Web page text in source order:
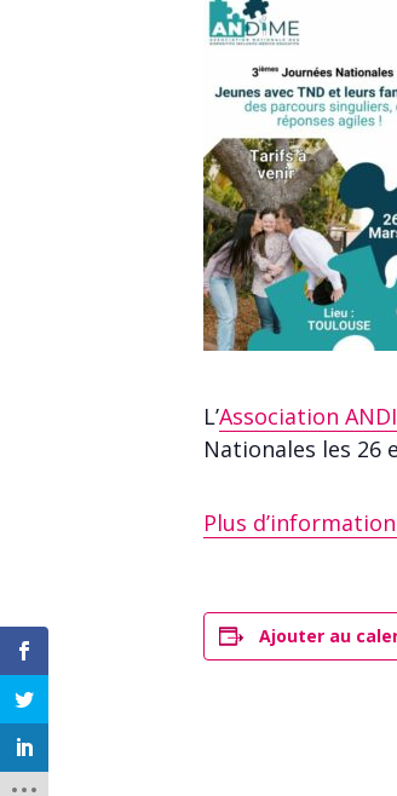
L’Association
Nationales les 26
Plus
Ajouter au